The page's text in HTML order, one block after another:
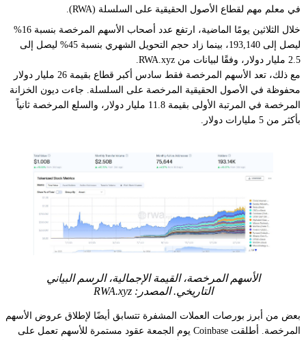
في معلم مهم لقطاع الأصول الحقيقية على السلسلة (RWA).
خلال الثلاثين يومًا الماضية، ارتفع عدد أصحاب الأسهم المرخصة بنسبة 16%
ليصل إلى 193,140، بينما زاد حجم التحويل الشهري بنسبة 45% ليصل إلى
2.5 مليار دولار، وفقًا لبيانات من RWA.xyz.
مع ذلك، تعد الأسهم المرخصة فقط سادس أكبر قطاع بقيمة 26 مليار دولار
محفوظة في الأصول الحقيقية المرخصة على السلسلة. جاءت ديون الخزانة
المرخصة في المرتبة الأولى بقيمة 11.8 مليار دولار، والسلع المرخصة ثانياً
بأكثر من 5 مليارات دولار.
الأسهم المرخصة، القيمة الإجمالية، الرسم البياني
التاريخي. المصدر: RWA.xyz
بعض من أبرز بورصات العملات المشفرة تتسابق أيضًا لإطلاق عروض الأسهم
المرخصة. أطلقت Coinbase يوم الجمعة عقود مستمرة للأسهم تعمل على